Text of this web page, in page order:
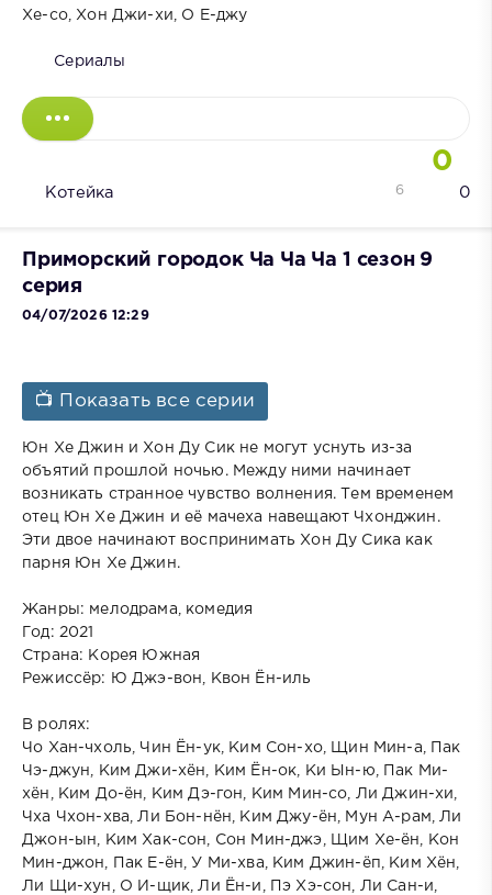
Хе-со, Хон Джи-хи, О Е-джу
Сериалы
0
Котейка 0
6
Приморский городок Ча Ча Ча 1 сезон 9
серия
04/07/2026 12:29
📺 Показать все серии
Юн Хе Джин и Хон Ду Сик не могут уснуть из-за
объятий прошлой ночью. Между ними начинает
возникать странное чувство волнения. Тем временем
отец Юн Хе Джин и её мачеха навещают Чхонджин.
Эти двое начинают воспринимать Хон Ду Сика как
парня Юн Хе Джин.
Жанры: мелодрама, комедия
Год: 2021
Страна: Корея Южная
Режиссёр: Ю Джэ-вон, Квон Ён-иль
В ролях:
Чо Хан-чхоль, Чин Ён-ук, Ким Сон-хо, Щин Мин-а, Пак
Чэ-джун, Ким Джи-хён, Ким Ён-ок, Ки Ын-ю, Пак Ми-
хён, Ким До-ён, Ким Дэ-гон, Ким Мин-со, Ли Джин-хи,
Чха Чхон-хва, Ли Бон-нён, Ким Джу-ён, Мун А-рам, Ли
Джон-ын, Ким Хак-сон, Сон Мин-джэ, Щим Хе-ён, Кон
Мин-джон, Пак Е-ён, У Ми-хва, Ким Джин-ёп, Ким Хён,
Ли Щи-хун, О И-щик, Ли Ён-и, Пэ Хэ-сон, Ли Сан-и,